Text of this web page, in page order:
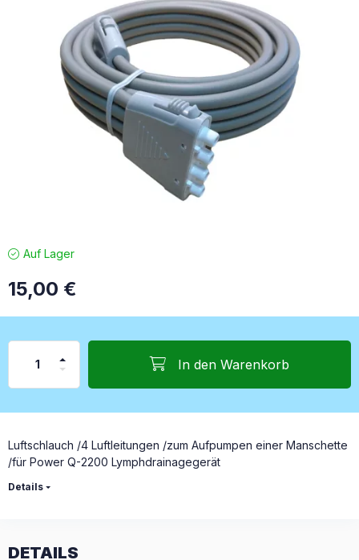
Auf Lager
15,00 €
In den Warenkorb
Luftschlauch /4 Luftleitungen /zum Aufpumpen einer Manschette
/für Power Q-2200 Lymphdrainagegerät
Details
DETAILS